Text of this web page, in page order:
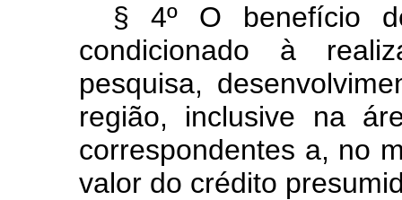
§ 4º O benefício
condicionado à
pesquisa,
região, inclusive na
correspondentes a, no
valor do crédito